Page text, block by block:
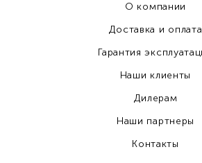
О компании
Доставка и оплата
Гарантия
Наши клиенты
Дилерам
Наши партнеры
Контакты